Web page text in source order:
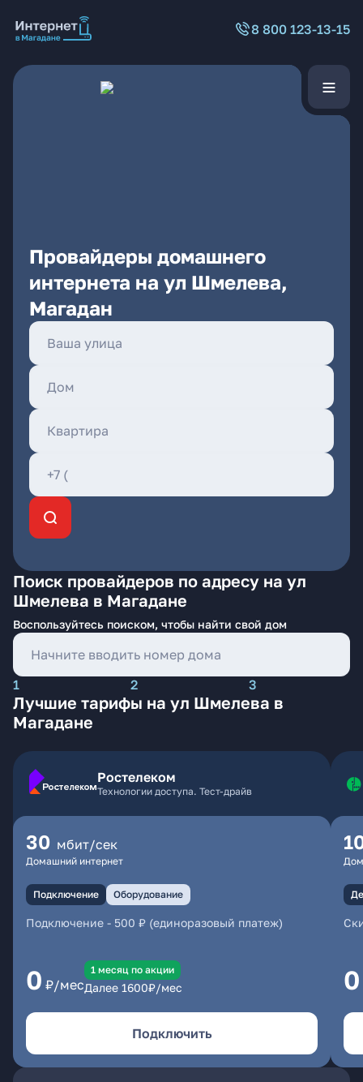
8 800 123-13-15
Провайдеры домашнего
интернета на ул Шмелева,
Магадан
Поиск провайдеров по адресу на ул
Шмелева в Магадане
Воспользуйтесь поиском, чтобы найти свой дом
1 2 3
Лучшие тарифы на ул Шмелева в
Магадане
Ростелеком
Технологии доступа. Тест-драйв
30 мбит/сек
Домашний интернет
Подключение Оборудование
Подключение - 500 ₽ (единоразовый платеж)
0 ₽/мес
1 месяц по акции
Далее 1600₽/мес
Подключить
0